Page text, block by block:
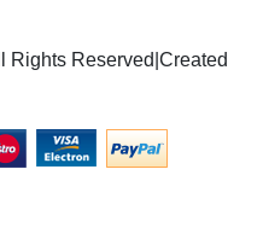
Rights Reserved Created